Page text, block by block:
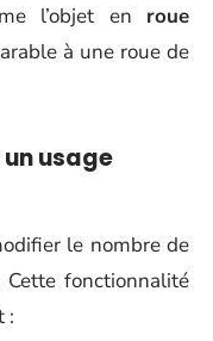
l’objet en roue
à une roue de
usage
le nombre de
Cette fonctionnalité
: